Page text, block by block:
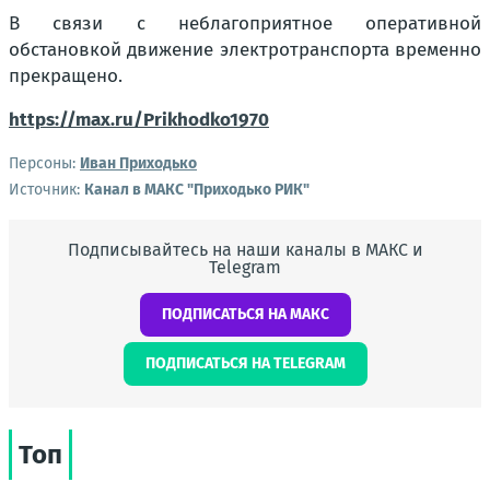
В связи с неблагоприятное оперативной
обстановкой движение электротранспорта временно
прекращено.
https://max.ru/Prikhodko1970
Персоны: Иван Приходько
Источник: Канал в МАКС "Приходько РИК"
Подписывайтесь на наши каналы в МАКС и
Telegram
ПОДПИСАТЬСЯ НА МАКС
ПОДПИСАТЬСЯ НА TELEGRAM
Топ